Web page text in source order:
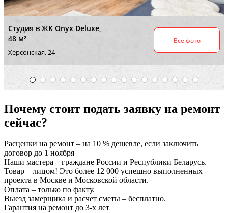
Почему стоит подать заявку на ремонт
сейчас?
Расценки на ремонт – на 10 % дешевле, если заключить
договор до 1 ноября
Наши мастера – граждане России и Республики Беларусь.
Товар – лицом! Это более 12 000 успешно выполненных
проекта в Москве и Московской области.
Оплата – только по факту.
Выезд замерщика и расчет сметы – бесплатно.
Гарантия на ремонт до 3-х лет